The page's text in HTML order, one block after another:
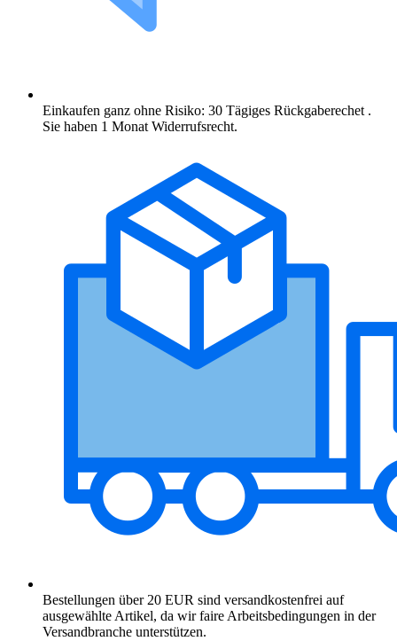
Einkaufen ganz ohne Risiko: 30 Tägiges Rückgaberechet .
Sie haben 1 Monat Widerrufsrecht.
Bestellungen über 20 EUR sind versandkostenfrei auf
ausgewählte Artikel, da wir faire Arbeitsbedingungen in der
Versandbranche unterstützen.